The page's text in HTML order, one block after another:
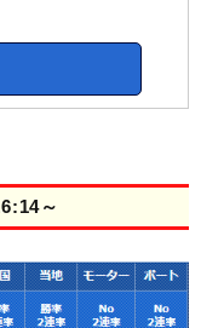
～